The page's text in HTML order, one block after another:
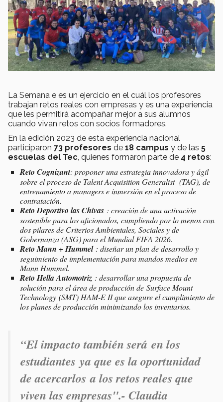
La Semana e es un ejercicio en el cuál los profesores
trabajan retos reales con empresas y es una experiencia
que les permitirá acompañar mejor a sus alumnos
cuando vivan retos con socios formadores.
En la edición 2023 de esta experiencia nacional
participaron 73 profesores de 18 campus y de las 5
escuelas del Tec, quienes formaron parte de 4 retos:
Reto Cognizant: proponer una estrategia innovadora y ágil
sobre el proceso de Talent Acquisition Generalist (TAG), de
entrenamiento a managers e inmersión en el proceso de
contratación.
Reto Deportivo las Chivas : creación de una activación
sostenible para los aficionados, cumpliendo por lo menos con
dos pilares de Criterios Ambientales, Sociales y de
Gobernanza (ASG) para el Mundial FIFA 2026.
Reto Mann + Hummel: diseñar un plan de desarrollo y
seguimiento de implementación para mandos medios en
Mann Hummel.
Reto Hella Automotriz : desarrollar una propuesta de
solución para el área de producción de Surface Mount
Technology (SMT) HAM-E II que asegure el cumplimiento de
los planes de producción minimizando los inventarios.
“El impactotambién será en los
estudiantes ya que es la oportunidad
de acercarlos a losretos reales que
viven las empresas".- Claudia